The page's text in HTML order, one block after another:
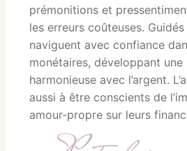
prémonitions et
les erreurs coûteuses.
naviguent avec confiance
monétaires, développant une
harmonieuse avec l’argent.
aussi à être conscients de
amour-propre sur leurs